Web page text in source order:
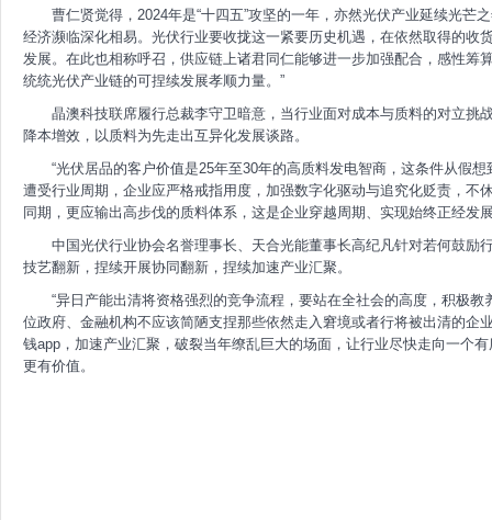
曹仁贤觉得，2024年是“十四五”攻坚的一年，亦然光伏产业延续光芒
经济濒临深化相易。光伏行业要收拢这一紧要历史机遇，在依然取得的收
发展。在此也相称呼召，供应链上诸君同仁能够进一步加强配合，感性筹
统统光伏产业链的可捏续发展孝顺力量。”
晶澳科技联席履行总裁李守卫暗意，当行业面对成本与质料的对立挑
降本增效，以质料为先走出互异化发展谈路。
“光伏居品的客户价值是25年至30年的高质料发电智商，这条件从假
遭受行业周期，企业应严格戒指用度，加强数字化驱动与追究化贬责，不
同期，更应输出高步伐的质料体系，这是企业穿越周期、实现始终正经发
中国光伏行业协会名誉理事长、天合光能董事长高纪凡针对若何鼓励
技艺翻新，捏续开展协同翻新，捏续加速产业汇聚。
“异日产能出清将资格强烈的竞争流程，要站在全社会的高度，积极
位政府、金融机构不应该简陋支捏那些依然走入窘境或者行将被出清的企
钱app，加速产业汇聚，破裂当年缭乱巨大的场面，让行业尽快走向一个
更有价值。